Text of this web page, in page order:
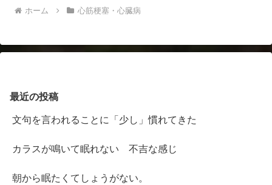
ホーム 心筋梗塞・心臓病
最近の投稿
文句を言われることに「少し」慣れてきた
カラスが鳴いて眠れない 不吉な感じ
朝から眠たくてしょうがない。